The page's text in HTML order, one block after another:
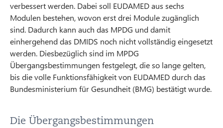
verbessert werden. Dabei soll EUDAMED aus sechs
Modulen bestehen, wovon erst drei Module zugänglich
sind. Dadurch kann auch das MPDG und damit
einhergehend das DMIDS noch nicht vollständig eingesetzt
werden. Diesbezüglich sind im MPDG
Übergangsbestimmungen festgelegt, die so lange gelten,
bis die volle Funktionsfähigkeit von EUDAMED durch das
Bundesministerium für Gesundheit (BMG) bestätigt wurde.
Die Übergangsbestimmungen